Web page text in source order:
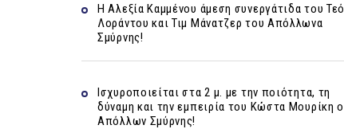
Η Αλεξία Καμμένου άμεση συνεργάτιδα του Τεό
Λοράντου και Τιμ Μάνατζερ του Απόλλωνα
Σμύρνης!
Ισχυροποιείται στα 2 μ. με την ποιότητα, τη
δύναμη και την εμπειρία του Κώστα Μουρίκη ο
Απόλλων Σμύρνης!